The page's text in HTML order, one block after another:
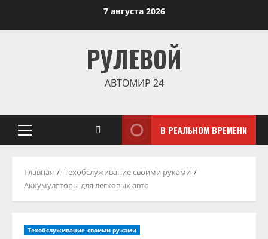
7 августа 2026
РУЛЕВОЙ
АВТОМИР 24
Основное
В РЕАЛЬНОМ ВРЕМЕНИ
Главная
Техобслуживание своими руками
Аккумуляторы для легковых авто
Техобслуживание своими руками